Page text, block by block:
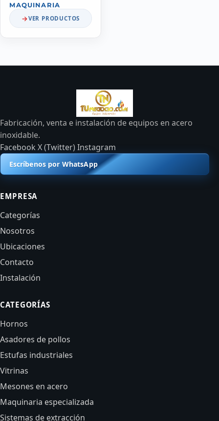
MAQUINARIA
VER PRODUCTOS
Fabricación, venta e instalación de equipos en acero
inoxidable.
FacebookX (Twitter)Instagram
Escríbenos por WhatsApp
EMPRESA
Categorías
Nosotros
Ubicaciones
Contacto
Instalación
CATEGORÍAS
Hornos
Asadores de pollos
Estufas industriales
Vitrinas
Mesones en acero
Maquinaria especializada
Sistemas de extracción